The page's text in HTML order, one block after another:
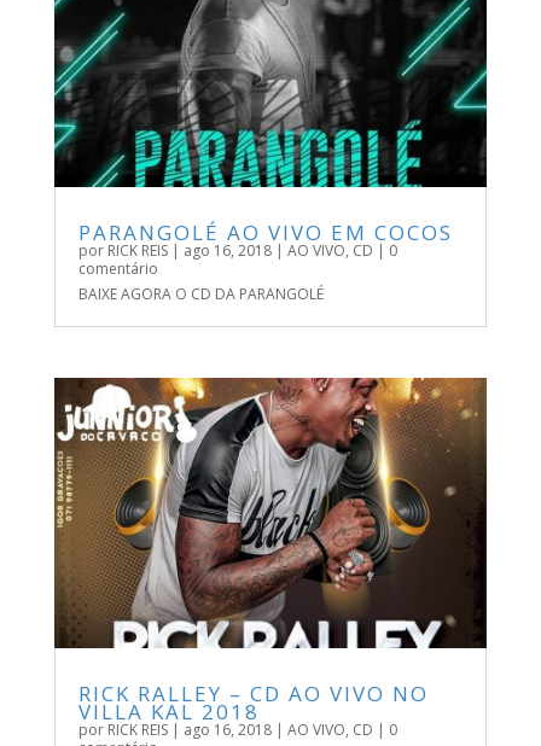
PARANGOLÉ AO VIVO EM COCOS
por RICK REIS| ago 16, 2018| AO VIVO, CD | 0
comentário
BAIXE AGORA O CD DA PARANGOLÉ
RICK RALLEY – CD AO VIVO NO
VILLA KAL 2018
por RICK REIS| ago 16, 2018| AO VIVO, CD | 0